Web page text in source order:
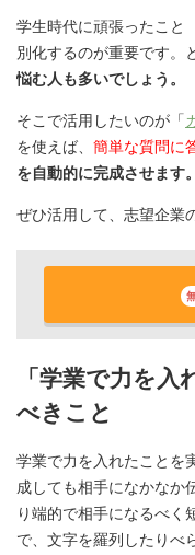
学生時代に頑張ったこと
別化するのが重要です。
悩む人も多いでしょう。
そこで活用したいのが「
を使えば、 簡単な質問に
を自動的に完成させます。
ぜひ活用して、志望企業
「学業で力を
べきこと
学業で力を入れたことを
成しても相手になかなか
り端的で相手になるべく
で、文字を羅列したりべ